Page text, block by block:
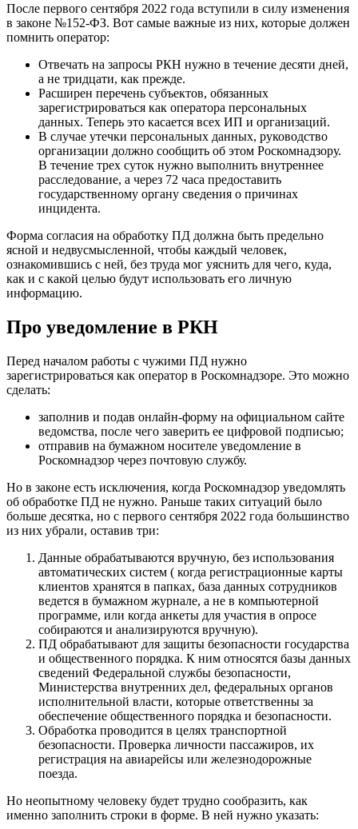
После первого сентября 2022 года вступили в силу изменения
в законе №152-ФЗ. Вот самые важные из них, которые должен
помнить оператор:
Отвечать на запросы РКН нужно в течение десяти дней,
а не тридцати, как прежде.
Расширен перечень субъектов, обязанных
зарегистрироваться как оператора персональных
данных. Теперь это касается всех ИП и организаций.
В случае утечки персональных данных, руководство
организации должно сообщить об этом Роскомнадзору.
В течение трех суток нужно выполнить внутреннее
расследование, а через 72 часа предоставить
государственному органу сведения о причинах
инцидента.
Форма согласия на обработку ПД должна быть предельно
ясной и недвусмысленной, чтобы каждый человек,
ознакомившись с ней, без труда мог уяснить для чего, куда,
как и с какой целью будут использовать его личную
информацию.
Про уведомление в РКН
Перед началом работы с чужими ПД нужно
зарегистрироваться как оператор в Роскомнадзоре. Это можно
сделать:
заполнив и подав онлайн-форму на официальном сайте
ведомства, после чего заверить ее цифровой подписью;
отправив на бумажном носителе уведомление в
Роскомнадзор через почтовую службу.
Но в законе есть исключения, когда Роскомнадзор уведомлять
об обработке ПД не нужно. Раньше таких ситуаций было
больше десятка, но с первого сентября 2022 года большинство
из них убрали, оставив три:
Данные обрабатываются вручную, без использования
автоматических систем ( когда регистрационные карты
клиентов хранятся в папках, база данных сотрудников
ведется в бумажном журнале, а не в компьютерной
программе, или когда анкеты для участия в опросе
собираются и анализируются вручную).
ПД обрабатывают для защиты безопасности государства
и общественного порядка. К ним относятся базы данных
сведений Федеральной службы безопасности,
Министерства внутренних дел, федеральных органов
исполнительной власти, которые ответственны за
обеспечение общественного порядка и безопасности.
Обработка проводится в целях транспортной
безопасности. Проверка личности пассажиров, их
регистрация на авиарейсы или железнодорожные
поезда.
Но неопытному человеку будет трудно сообразить, как
именно заполнить строки в форме. В ней нужно указать: